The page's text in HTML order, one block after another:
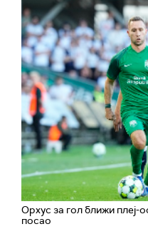
Орхус за гол ближи плеј-
посао